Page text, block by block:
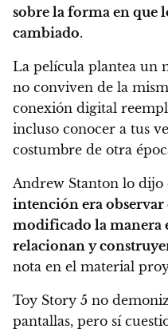
sobre la forma en que
cambiado.
La película plantea un
no conviven de la
conexión digital
incluso conocer a tus
costumbre de otra
Andrew Stanton lo
intención era
modificado la manera
relacionan y
nota en el material
Toy Story 5 no
pantallas, pero sí